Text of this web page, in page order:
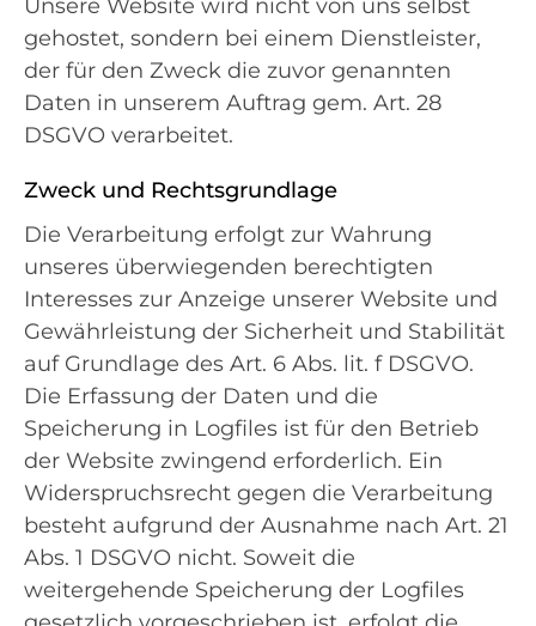
Unsere Website wird nicht von uns selbst
gehostet, sondern bei einem Dienstleister,
der für den Zweck die zuvor genannten
Daten in unserem Auftrag gem. Art. 28
DSGVO verarbeitet.
Zweck und Rechtsgrundlage
Die Verarbeitung erfolgt zur Wahrung
unseres überwiegenden berechtigten
Interesses zur Anzeige unserer Website und
Gewährleistung der Sicherheit und Stabilität
auf Grundlage des Art. 6 Abs. lit. f DSGVO.
Die Erfassung der Daten und die
Speicherung in Logfiles ist für den Betrieb
der Website zwingend erforderlich. Ein
Widerspruchsrecht gegen die Verarbeitung
besteht aufgrund der Ausnahme nach Art. 21
Abs. 1 DSGVO nicht. Soweit die
weitergehende Speicherung der Logfiles